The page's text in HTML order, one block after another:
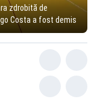
zdrobită de
Costa a fost demis